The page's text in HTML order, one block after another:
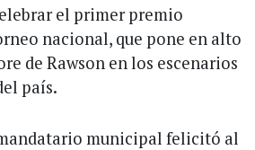
el primer premio
nacional, que pone en alto
de Rawson en los escenarios
país.
municipal felicitó al